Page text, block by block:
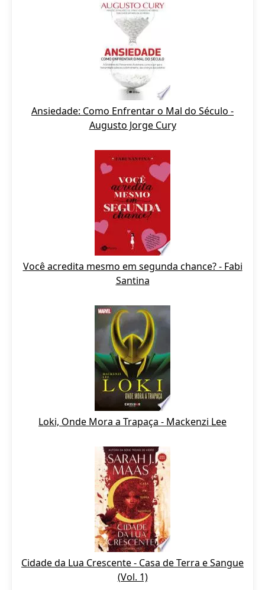
Ansiedade: Como Enfrentar o Mal do Século -
Augusto Jorge Cury
Você acredita mesmo em segunda chance? - Fabi
Santina
Loki, Onde Mora a Trapaça - Mackenzi Lee
Cidade da Lua Crescente - Casa de Terra e Sangue
(Vol. 1)